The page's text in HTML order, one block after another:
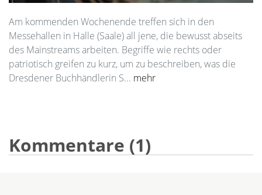
Am kommenden Wochenende treffen sich in den
Messehallen in Halle (Saale) all jene, die bewusst abseits
des Mainstreams arbeiten. Begriffe wie rechts oder
patriotisch greifen zu kurz, um zu beschreiben, was die
Dresdener Buchhändlerin S... mehr
Kommentare (1)